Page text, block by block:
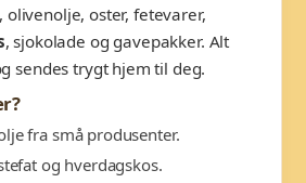
olivenolje, oster, fetevarer,
, sjokolade og gavepakker. Alt
sendes trygt hjem til deg.
fra små produsenter.
og hverdagskos.